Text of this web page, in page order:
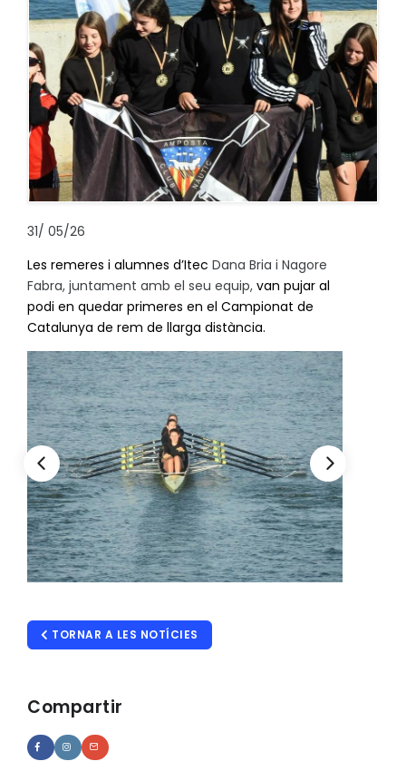
31/ 05/26
Les remeres i alumnes d’Itec Dana Bria i Nagore
Fabra, juntament amb el seu equip, van pujar al
podi en quedar primeres en el Campionat de
Catalunya de rem de llarga distància.
TORNAR A LES NOTÍCIES
Compartir